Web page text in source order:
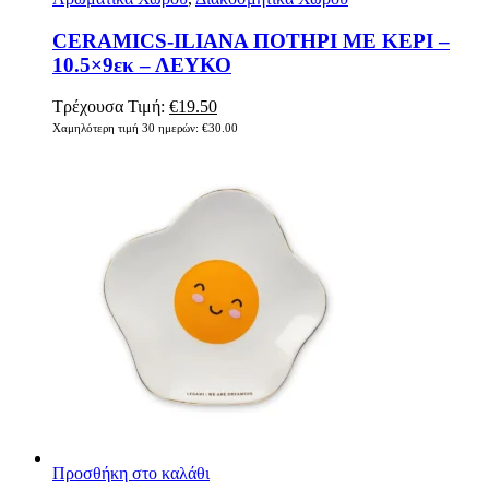
CERAMICS-ILIANA ΠΟΤΗΡΙ ΜΕ ΚΕΡΙ –
10.5×9εκ – ΛΕΥΚΟ
Τρέχουσα Τιμή: Original
price
€19.50Η
τρέχουσα
€19.50.
Χαμηλότερη τιμή 30 ημερών: €30.00
Προσθήκη στο καλάθι